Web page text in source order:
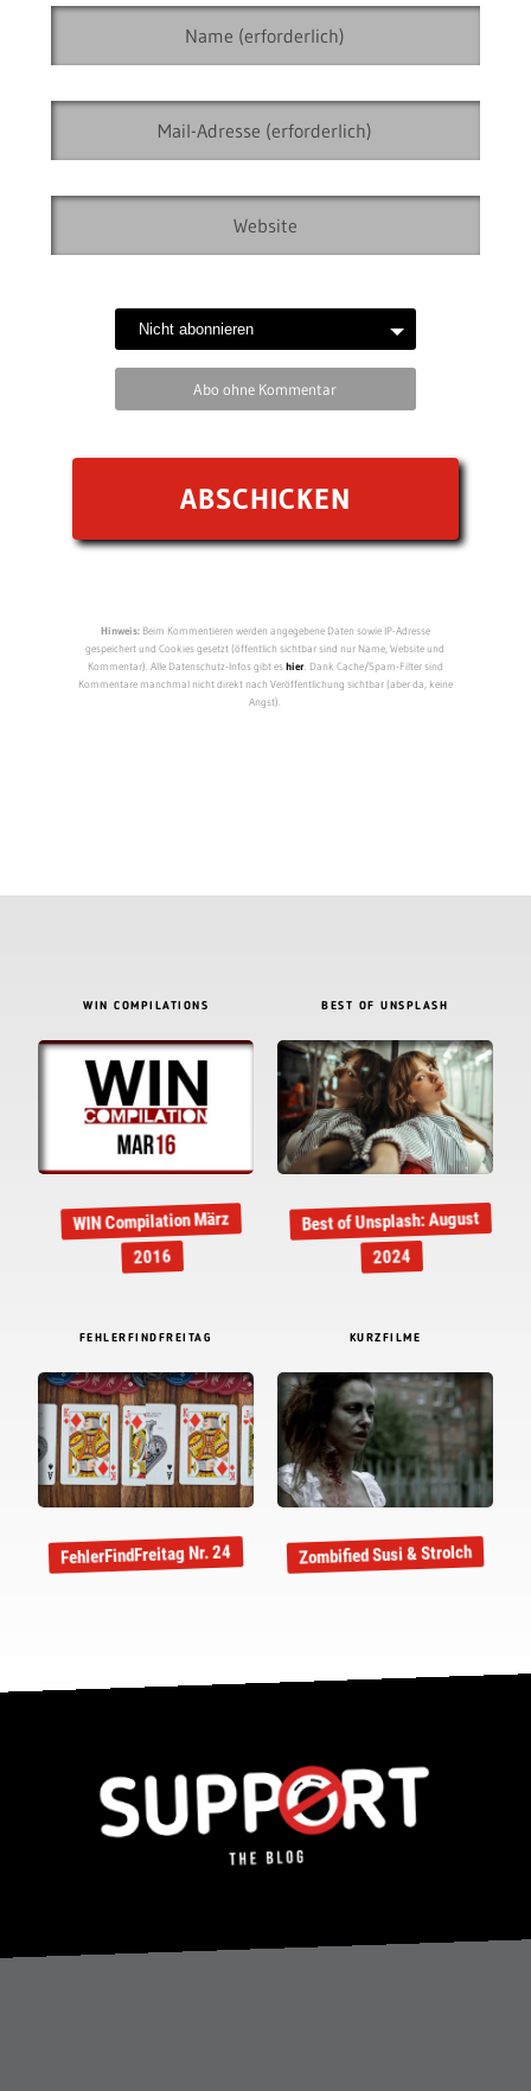
Abo ohne Kommentar
Hinweis:Beim Kommentieren werden angegebene Daten sowie IP-Adresse
gespeichert und Cookies gesetzt (öffentlich sichtbar sind nur Name, Website und
Kommentar). Alle Datenschutz-Infos gibt eshier. Dank Cache/Spam-Filter sind
Kommentare manchmal nicht direkt nach Veröffentlichung sichtbar (aber da, keine
Angst).
WIN COMPILATIONS
WIN Compilation März
2016
BEST OF UNSPLASH
Best of Unsplash: August
2024
FEHLERFINDFREITAG
FehlerFindFreitag Nr. 24
KURZFILME
Zombified Susi & Strolch